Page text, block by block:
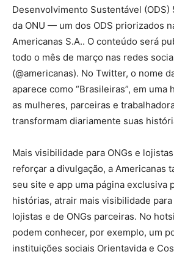
Desenvolvimento Sustentável (ODS)
da ONU — um dos ODS priorizados
Americanas S.A.. O conteúdo será
todo o mês de março nas redes
(@americanas). No Twitter, o nome
aparece como “Brasileiras”, em uma
as mulheres, parceiras e
transformam diariamente suas
Mais visibilidade para ONGs e
reforçar a divulgação, a Americanas
seu site e app uma página exclusiva
histórias, atrair mais visibilidade
lojistas e de ONGs parceiras. No
podem conhecer, por exemplo, um
instituições sociais Orientavida e